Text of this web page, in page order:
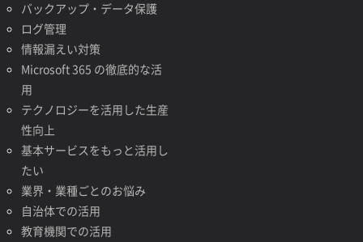
バックアップ・データ保護
ログ管理
情報漏えい対策
Microsoft 365 の徹底的な活
用
テクノロジーを活用した生産
性向上
基本サービスをもっと活用し
たい
業界・業種ごとのお悩み
自治体での活用
教育機関での活用